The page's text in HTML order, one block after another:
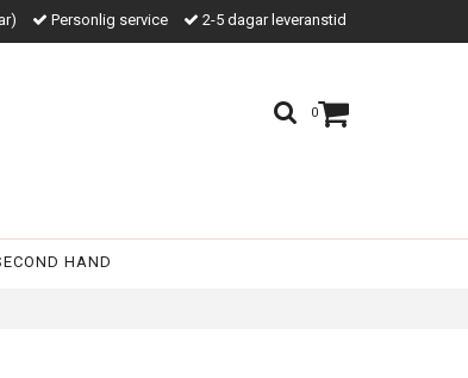
Personlig service 2-5 dagar leveranstid
0
HAND